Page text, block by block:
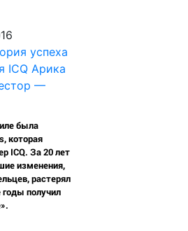
успеха
была
которая
ICQ. За 20 лет
изменения,
растерял
получил